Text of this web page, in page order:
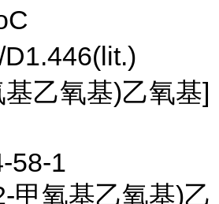
乙氧基)乙氧基]
58-1
甲氧基乙氧基)乙